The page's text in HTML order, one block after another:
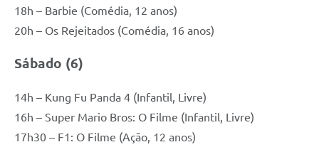
18h – Barbie (Comédia, 12 anos)
20h – Os Rejeitados (Comédia, 16 anos)
Sábado (6)
14h – Kung Fu Panda 4 (Infantil, Livre)
16h – Super Mario Bros: O Filme (Infantil, Livre)
17h30 – F1: O Filme (Ação, 12 anos)